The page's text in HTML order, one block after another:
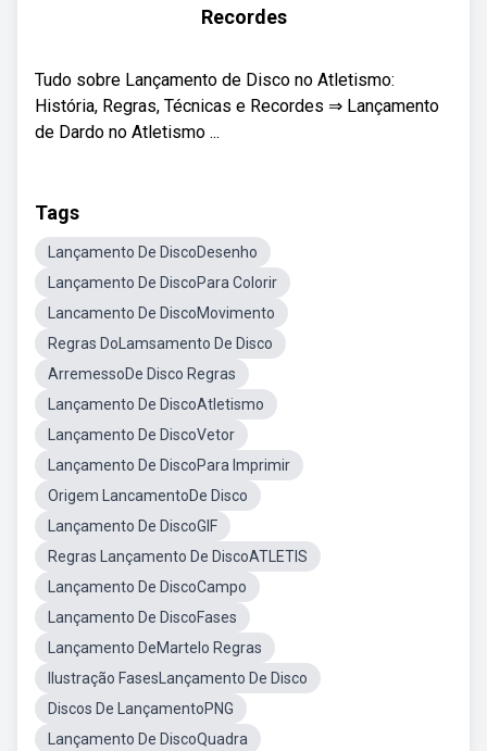
Recordes
Tudo sobre Lançamento de Disco no Atletismo:
História, Regras, Técnicas e Recordes ⇒ Lançamento
de Dardo no Atletismo ...
Tags
Lançamento De DiscoDesenho
Lançamento De DiscoPara Colorir
Lancamento De DiscoMovimento
Regras DoLamsamento De Disco
ArremessoDe Disco Regras
Lançamento De DiscoAtletismo
Lançamento De DiscoVetor
Lançamento De DiscoPara Imprimir
Origem LancamentoDe Disco
Lançamento De DiscoGIF
Regras Lançamento De DiscoATLETIS
Lançamento De DiscoCampo
Lançamento De DiscoFases
Lançamento DeMartelo Regras
Ilustração FasesLançamento De Disco
Discos De LançamentoPNG
Lançamento De DiscoQuadra